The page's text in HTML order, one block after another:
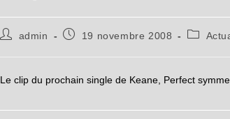
admin 19 novembre 2008
Le clip du prochain single de Keane, Perfect